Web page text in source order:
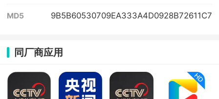
MD5 9B5B60530709EA333A4D0928B72611C7
同厂商应用